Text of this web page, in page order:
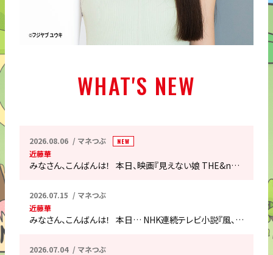
WHAT'S NEW
2026.08.06 マネつぶ NEW
近藤華
みなさん、こんばんは！ 本日、映画『見えない娘 THE&n…
2026.07.15
マネつぶ
近藤華
みなさん、こんばんは！ 本日… NHK連続テレビ小説『風、…
2026.07.04
マネつぶ